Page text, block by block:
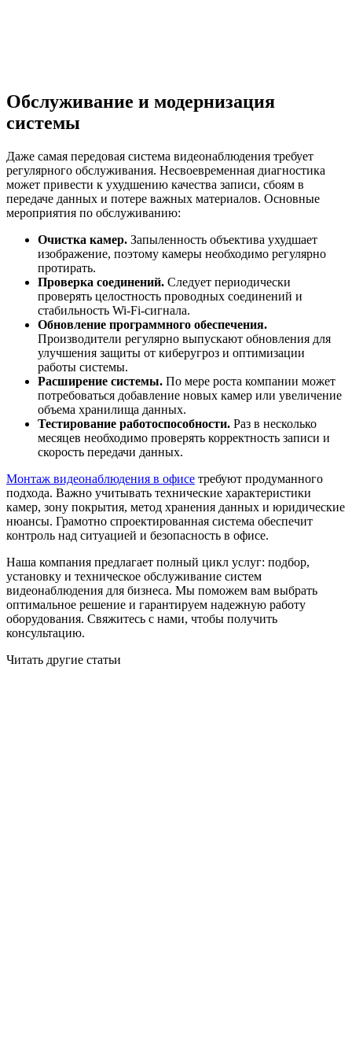
Обслуживание и модернизация
системы
Даже самая передовая система видеонаблюдения требует
регулярного обслуживания. Несвоевременная диагностика
может привести к ухудшению качества записи, сбоям в
передаче данных и потере важных материалов. Основные
мероприятия по обслуживанию:
Очистка камер. Запыленность объектива ухудшает
изображение, поэтому камеры необходимо регулярно
протирать.
Проверка соединений. Следует периодически
проверять целостность проводных соединений и
стабильность Wi-Fi-сигнала.
Обновление программного обеспечения.
Производители регулярно выпускают обновления для
улучшения защиты от киберугроз и оптимизации
работы системы.
Расширение системы. По мере роста компании может
потребоваться добавление новых камер или увеличение
объема хранилища данных.
Тестирование работоспособности. Раз в несколько
месяцев необходимо проверять корректность записи и
скорость передачи данных.
Монтаж видеонаблюдения в офисе требуют продуманного
подхода. Важно учитывать технические характеристики
камер, зону покрытия, метод хранения данных и юридические
нюансы. Грамотно спроектированная система обеспечит
контроль над ситуацией и безопасность в офисе.
Наша компания предлагает полный цикл услуг: подбор,
установку и техническое обслуживание систем
видеонаблюдения для бизнеса. Мы поможем вам выбрать
оптимальное решение и гарантируем надежную работу
оборудования. Свяжитесь с нами, чтобы получить
консультацию.
Читать другие статьи